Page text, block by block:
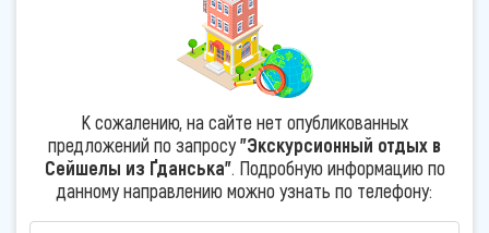
К сожалению, на сайте нет опубликованных
предложений по запросу"Экскурсионный отдых в
Сейшелы из Ґданська". Подробную информацию по
данному направлению можно узнать по телефону: